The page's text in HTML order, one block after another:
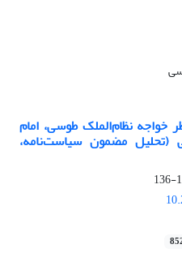
خواجه نظام‌الملک طوسی، امام
(تحلیل مضمون سیاست‌نامه،